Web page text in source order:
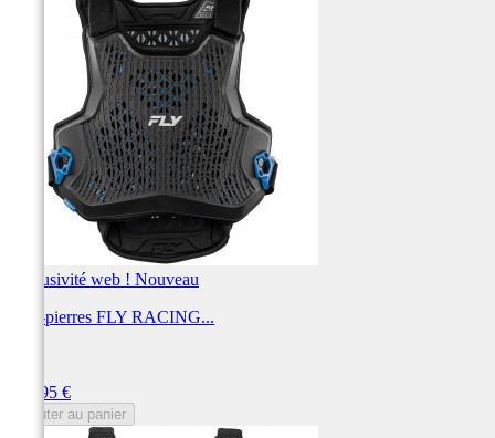
Exclusivité web ! Nouveau
Pare-pierres FLY RACING...
159,95 €
Ajouter au panier